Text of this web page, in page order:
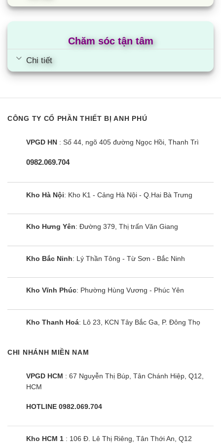
Chăm sóc tận tâm
Chi tiết
CÔNG TY CỔ PHẦN THIẾT BỊ ANH PHÚ
VPGD HN : Số 44, ngõ 405 đường Ngọc Hồi, Thanh Trì
0982.069.704
Kho Hà Nội: Kho K1 - Cảng Hà Nội - Q.Hai Bà Trưng
Kho Hưng Yên: Đường 379, Thị trấn Văn Giang
Kho Bắc Ninh: Lý Thần Tông - Từ Sơn - Bắc Ninh
Kho Vĩnh Phúc: Phường Hùng Vương - Phúc Yên
Kho Thanh Hoá: Lô 23, KCN Tây Bắc Ga, P. Đông Thọ
CHI NHÁNH MIỀN NAM
VPGD HCM : 67 Nguyễn Thị Búp, Tân Chánh Hiệp, Q12,
HCM
HOTLINE 0982.069.704
Kho HCM 1 : 106 Đ. Lê Thị Riêng, Tân Thới An, Q12